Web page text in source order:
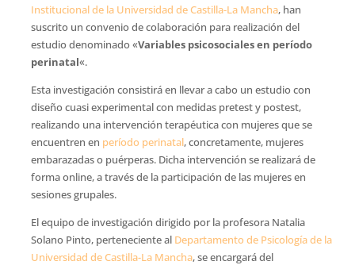
Institucional de la Universidad de Castilla-La Mancha, han
suscrito un convenio de colaboración para realización del
estudio denominado «Variables psicosociales en período
perinatal«.
Esta investigación consistirá en llevar a cabo un estudio con
diseño cuasi experimental con medidas pretest y postest,
realizando una intervención terapéutica con mujeres que se
encuentren en período perinatal, concretamente, mujeres
embarazadas o puérperas. Dicha intervención se realizará de
forma online, a través de la participación de las mujeres en
sesiones grupales.
El equipo de investigación dirigido por la profesora Natalia
Solano Pinto, perteneciente al Departamento de Psicología de la
Universidad de Castilla-La Mancha, se encargará del